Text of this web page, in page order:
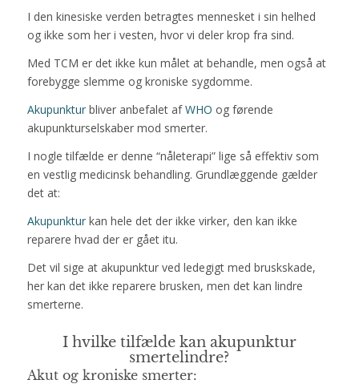
I den kinesiske verden betragtes mennesket i sin helhed
og ikke som her i vesten, hvor vi deler krop fra sind.
Med TCM er det ikke kun målet at behandle, men også at
forebygge slemme og kroniske sygdomme.
Akupunkturbliver anbefalet afWHO og førende
akupunkturselskaber mod smerter.
I nogle tilfælde er denne “nåleterapi” lige så effektiv som
en vestlig medicinsk behandling. Grundlæggende gælder
det at:
Akupunkturkan hele det der ikke virker, den kan ikke
reparere hvad der er gået itu.
Det vil sige at akupunktur ved ledegigt med bruskskade,
her kan det ikke reparere brusken, men det kan lindre
smerterne.
I hvilke tilfælde kan akupunktur
smertelindre?
Akut og kroniske smerter: